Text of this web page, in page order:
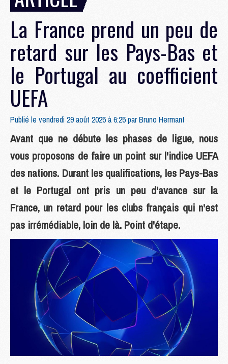
La France prend un peu de
retard sur les Pays-Bas et
le Portugal au coefficient
UEFA
Publié le vendredi 29 août 2025 à 6:25 parBruno Hermant
Avant que ne débute les phases de ligue, nous
vous proposons de faire un point sur l'indice UEFA
des nations. Durant les qualifications, les Pays-Bas
et le Portugal ont pris un peu d'avance sur la
France, un retard pour les clubs français qui n'est
pas irrémédiable, loin de là. Point d'étape.